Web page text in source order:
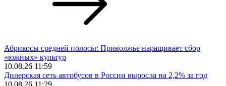
Абрикосы средней полосы: Приволжье наращивает сбор
«южных» культур
10.08.26 11:59
Дилерская сеть автобусов в России выросла на 2,2% за год
10.08.26 11:29